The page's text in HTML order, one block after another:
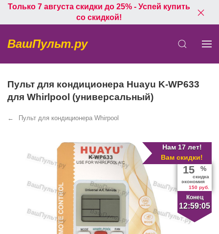
Только 7 августа скидки до 25% - Успей купить
со скидкой!
ВашПульт.ру
Пульт для кондиционера Huayu K-WP633
для Whirlpool (универсальный)
Пульт для кондиционера Whirpool
Нам 17 лет!
Вам скидки!
Конец
12:59:05
15 %
скидка
экономия
150 руб.